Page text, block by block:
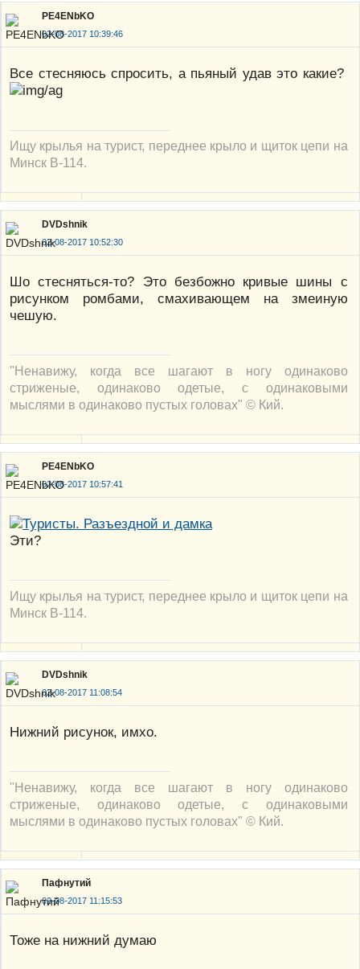
PE4ENbKO
02-08-2017 10:39:46
Все стесняюсь спросить, а пьяный удав это какие?
Ищу крылья на турист, переднее крыло и щиток цепи на
Минск В-114.
DVDshnik
02-08-2017 10:52:30
Шо стесняться-то? Это безбожно кривые шины с
рисунком ромбами, смахивающем на змеиную
чешую.
"Ненавижу, когда все шагают в ногу одинаково
стриженые, одинаково одетые, с одинаковыми
мыслями в одинаково пустых головах" © Кий.
PE4ENbKO
02-08-2017 10:57:41
Эти?
Ищу крылья на турист, переднее крыло и щиток цепи на
Минск В-114.
DVDshnik
02-08-2017 11:08:54
Нижний рисунок, имхо.
"Ненавижу, когда все шагают в ногу одинаково
стриженые, одинаково одетые, с одинаковыми
мыслями в одинаково пустых головах" © Кий.
Пафнутий
02-08-2017 11:15:53
Тоже на нижний думаю